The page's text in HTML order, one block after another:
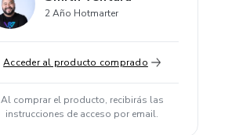
2 Año Hotmarter
Acceder al producto comprado
Al comprar el producto, recibirás las
instrucciones de acceso por email.